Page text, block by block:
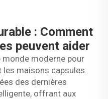
: Comment
peuvent aider
monde moderne pour
maisons capsules.
des dernières
offrant aux